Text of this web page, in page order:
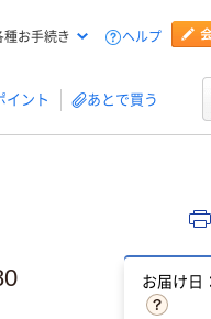
種お手続き ヘルプ
イント あとで買う
お届け日